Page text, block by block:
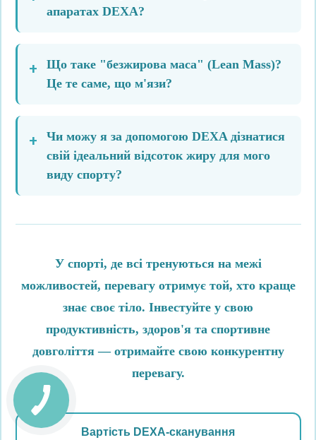
апаратах DEXA?
Що таке "безжирова маса" (Lean Mass)?
Це те саме, що м'язи?
Чи можу я за допомогою DEXA дізнатися
свій ідеальний відсоток жиру для мого
виду спорту?
У спорті, де всі тренуються на межі
можливостей, перевагу отримує той, хто краще
знає своє тіло. Інвестуйте у свою
продуктивність, здоров'я та спортивне
довголіття — отримайте свою конкурентну
перевагу.
Вартість DEXA-сканування